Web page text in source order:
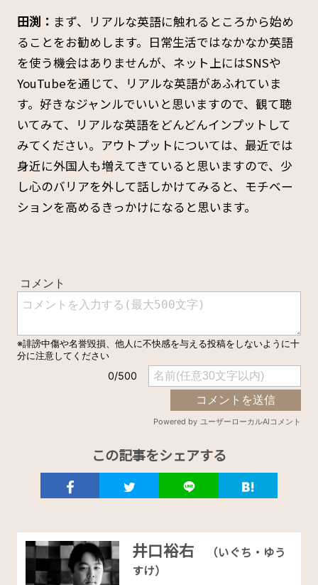
田渕： まず、リアルな英語に触れるところから始め
ることをお勧めします。日常生活ではなかなか英語
を使う機会はありませんが、ネット上にはSNSや
YouTubeを通じて、リアルな英語があふれていま
す。好きなジャンルでいいと思いますので、観て聴
いてみて、リアルな英語をどんどんインプットして
みてください。アウトプットについては、最近では
身近に外国人も増えてきていると思いますので、少
し心のバリアを外して話しかけてみると、モチベー
ションを高めるきっかけになると思います。
この記事をシェアする
井口裕右
（いぐち・ゆう
すけ）